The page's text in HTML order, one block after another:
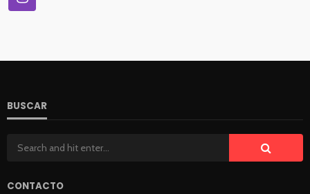
BUSCAR
CONTACTO